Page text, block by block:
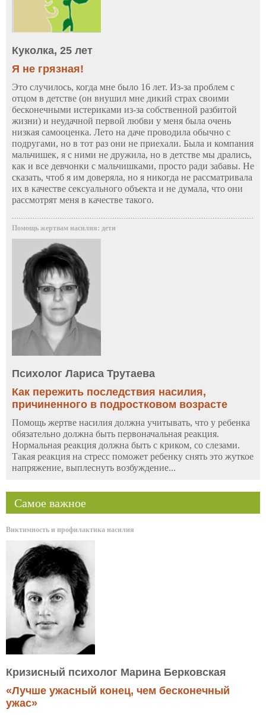
Самое важное
Виктимность и профилактика насилия
Кризисный психолог Марина Берковская
«Лучше ужасный конец, чем бесконечный
ужас»
Куколка, 25 лет
Я не грязная!
Это случилось, когда мне было 16 лет. Из-за проблем с
отцом в детстве (он внушил мне дикий страх своими
бесконечными истериками из-за собственной разбитой
жизни) и неудачной первой любви у меня была очень
низкая самооценка. Лето на даче проводила обычно с
подругами, но в тот раз они не приехали. Была и компания
мальчишек, я с ними не дружила, но в детстве мы дрались,
как и все девчонки с мальчишками, просто ради забавы. Не
сказать, чтоб я им доверяла, но я никогда не рассматривала
их в качестве сексуального объекта и не думала, что они
рассмотрят меня в качестве такого.
Помощь жертвам насилия: дети
Психолог Лариса Трутаева
Как пережить последствия насилия,
причиненного в подростковом возрасте
Помощь жертве насилия должна учитывать, что у ребенка
обязательно должна быть первоначальная реакция.
Нормальная реакция должна быть с криком, со слезами.
Такая реакция на стресс поможет ребенку снять это жуткое
напряжение, выплеснуть возбуждение...